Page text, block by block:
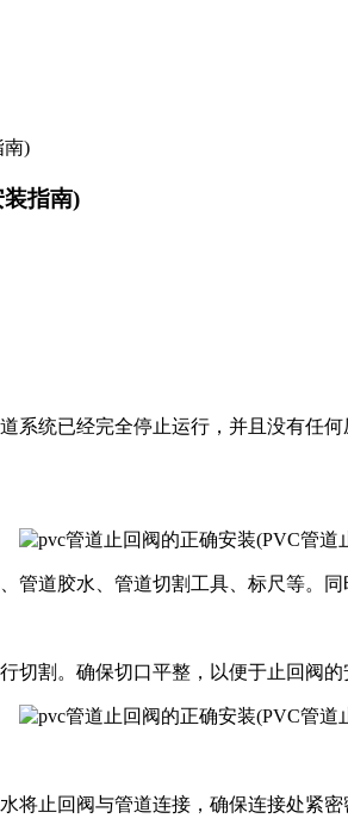
南)
指南)
系统已经完全停止运行，并且没有任
道胶水、管道切割工具、标尺等。
割。确保切口平整，以便于止回阀的
止回阀与管道连接，确保连接处紧密